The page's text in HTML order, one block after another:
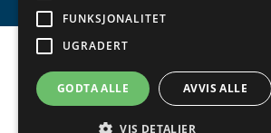
FUNKSJONALITET
UGRADERT
GODTA ALLE AVVIS ALLE
VIS DETALJER